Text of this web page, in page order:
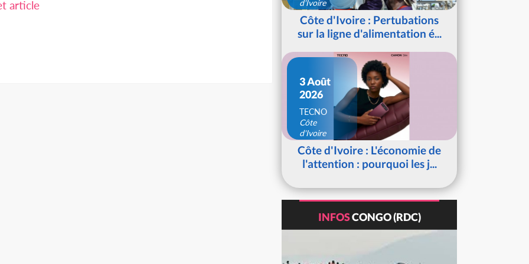
article
d'Ivoire
Côte d'Ivoire : Pertubations
sur la ligne d'alimentation é...
3 Août
2026
TECNO
Côte
d'Ivoire
Côte d'Ivoire : L'économie de
l'attention : pourquoi les j...
INFOSCONGO (RDC)